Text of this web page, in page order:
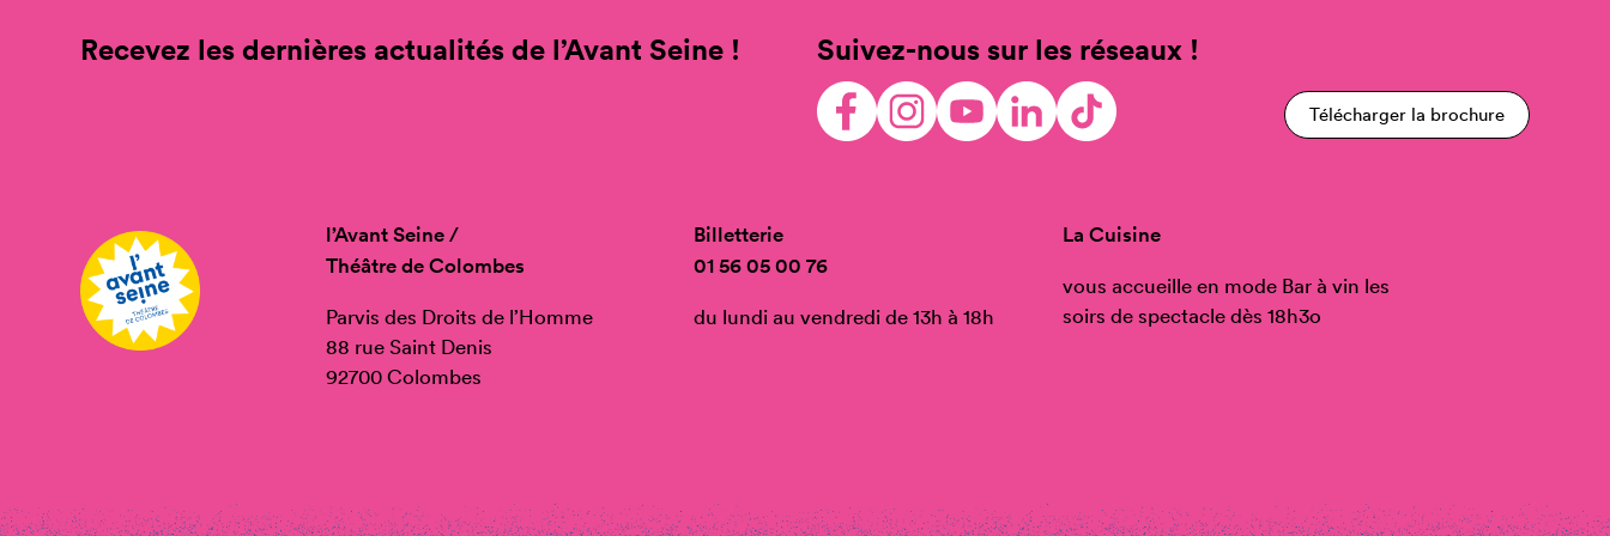
Recevez les dernières actualités de l’Avant Seine ! Suivez-nous sur les réseaux !
Télécharger la brochure
l’Avant Seine /
Théâtre de Colombes
Parvis des Droits de l’Homme
88 rue Saint Denis
92700 Colombes
Billetterie
01 56 05 00 76
du lundi au vendredi de 13h à 18h
La Cuisine
vous accueille en mode Bar à vin les
soirs de spectacle dès 18h3o